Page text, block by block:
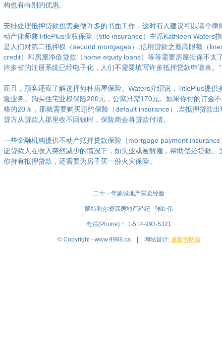
构也有特别的优惠。
安排处理抵押贷款也需要做许多的书面工作，这时有人建议可以请个律
动产律师兼TitlePlus业权保险（title insurance）主席Kathleen Waters
是人们对第二抵押权（second mortgages）,信用贷款之最高限额（
credit）和房屋净值贷款（home equity loans）等等需要房屋担保不太
许多省的注册系统已经电子化，人们不需要填写许多抵押贷款申请表。”
而且，顾客还应了解选择何种房屋保险。Waters介绍说，TitlePlus提供
险业务。购买住宅业权保险200元，公寓只需170元。如果你付的订金
格的20％，那就需要购买违约保险（default insurance）,当抵押贷款出
贷方从贷款人那里收不回钱时，保险商会将贷款付清。
一些金融机构提供不动产抵押贷款保险（mortgage payment
证贷款人在收入突然减少的情况下，如失业或被解雇，帮助偿还贷款。
你持有抵押贷款，还需要为房子买一份火灾保险。
二十一年蒙城地产买卖经验
蒙特利尔资深房地产经纪 - 张红伟
电话(Phone)： 1-514-993-5321
© Copyright - www.9988.ca | 网站设计: 迪森特网络